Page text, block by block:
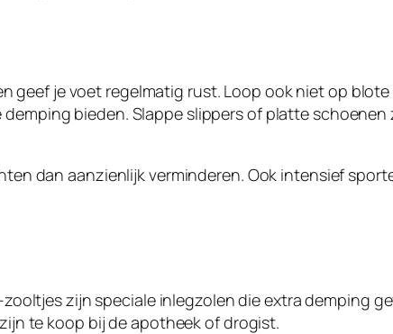
geef je voet regelmatig rust. Loop ook niet op
bieden. Slappe slippers of platte
dan aanzienlijk verminderen. Ook intensief
zijn speciale inlegzolen die extra demping
te koop bij de apotheek of drogist.